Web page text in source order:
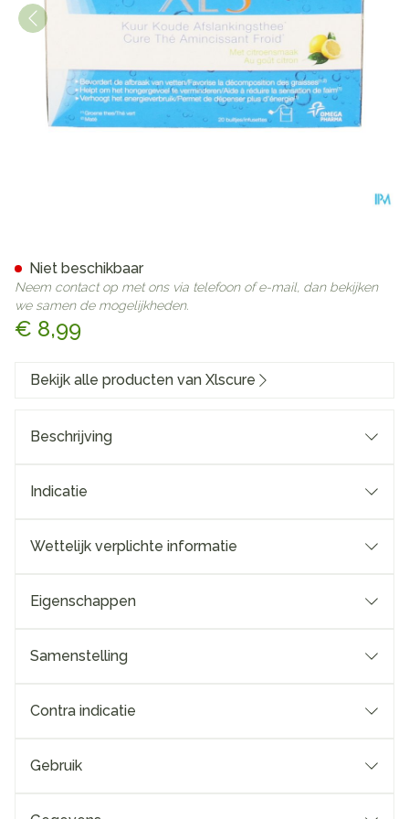
€ 8,99
Niet beschikbaar
Neem contact op met ons via telefoon of e-mail, dan bekijken
we samen de mogelijkheden.
Bekijk alle producten van Xlscure
Beschrijving
Indicatie
Wettelijk verplichte informatie
Eigenschappen
Samenstelling
Contra indicatie
Gebruik